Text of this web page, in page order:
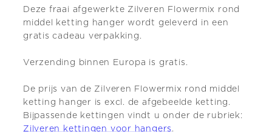
Deze fraai afgewerkte Zilveren Flowermix rond
middel ketting hanger wordt geleverd in een
gratis cadeau verpakking.
Verzending binnen Europa is gratis.
De prijs van de Zilveren Flowermix rond middel
ketting hanger is excl. de afgebeelde ketting.
Bijpassende kettingen vindt u onder de rubriek:
Zilveren kettingen voor hangers .